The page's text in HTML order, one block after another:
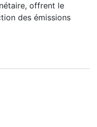
offrent le
des émissions